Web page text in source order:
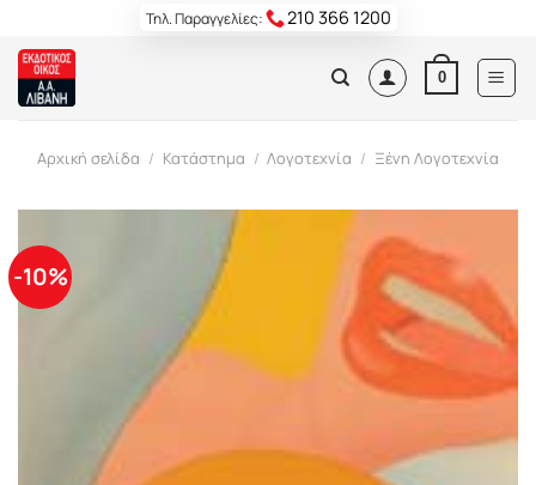
content
Τηλ. Παραγγελίες: 210 366 1200
0
Αρχική σελίδα / Κατάστημα / Λογοτεχνία / Ξένη Λογοτεχνία
-10%